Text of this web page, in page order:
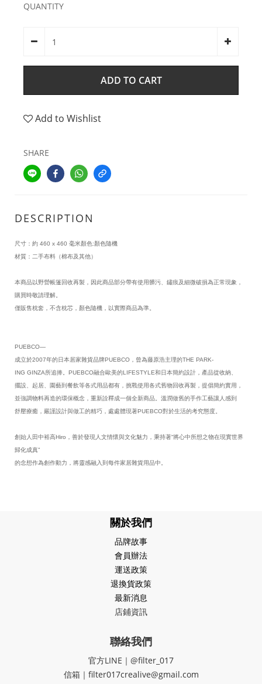
QUANTITY
ADD TO CART
Add to Wishlist
SHARE
DESCRIPTION
尺寸：約 460 x 460 毫米顏色:顏色隨機
材質：二手布料（棉布及其他）
本商品以野營帳篷回收再製，因此商品部分帶有使用髒污、鏽痕及細微破損為正常現象，
購買時敬請理解。
僅販售枕套，不含枕芯，顏色隨機，以實際商品為準。
PUEBCO—
成立於2007年的日本居家雜貨品牌PUEBCO，曾為藤原浩主理的THE PARK-
ING GINZA所追捧。PUEBCO融合歐美的LIFESTYLE和日本簡約設計，產品從收納、
擺設、起居、園藝到餐飲等各式用品都有，挑戰使用各式舊物回收再製，提倡簡約實用，
並強調物料再造的環保概念，重新詮釋成一個全新商品。溫潤做舊的手作工藝讓人感到
舒壓療癒，嚴謹設計與做工的精巧，處處體現著PUEBCO對於生活的考究態度。
創始人田中裕高Hiro，善於發現人文情懷與文化魅力，秉持著“將心中所想之物在現實世界
歸化成真”
的念想作為創作動力，將靈感融入到每件家居雜貨用品中。
關於我們
品牌故事
會員辦法
運送政策
退換貨政策
最新消息
店鋪資訊
聯絡我們
官方LINE｜@filter_017
信箱｜filter017crealive@gmail.com